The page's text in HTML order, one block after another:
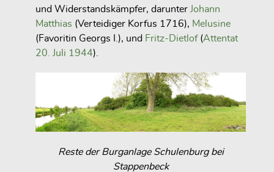
und Widerstandskämpfer, darunter Johann
Matthias (Verteidiger Korfus 1716), Melusine
(Favoritin Georgs I.), und Fritz-Dietlof (Attentat
20. Juli 1944).
Reste der Burganlage Schulenburg bei
Stappenbeck